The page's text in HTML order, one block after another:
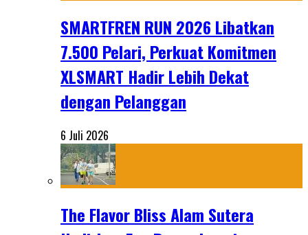
SMARTFREN RUN 2026 Libatkan
7.500 Pelari, Perkuat Komitmen
XLSMART Hadir Lebih Dekat
dengan Pelanggan
6 Juli 2026
The Flavor Bliss Alam Sutera